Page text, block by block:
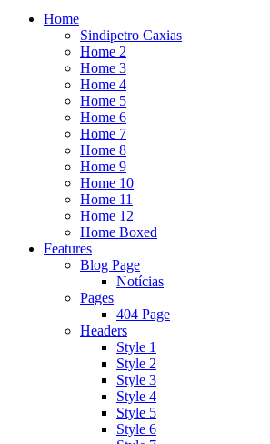
Home
Sindipetro Caxias
Home 2
Home 3
Home 4
Home 5
Home 6
Home 7
Home 8
Home 9
Home 10
Home 11
Home 12
Home Boxed
Features
Blog Page
Notícias
Pages
404 Page
Headers
Style 1
Style 2
Style 3
Style 4
Style 5
Style 6